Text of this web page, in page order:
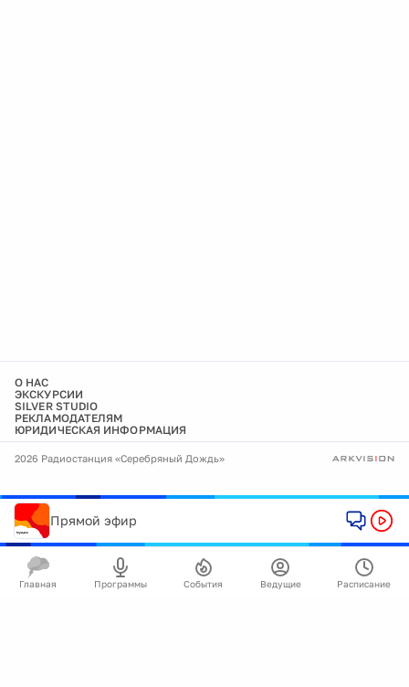
О НАС
ЭКСКУРСИИ
SILVER STUDIO
РЕКЛАМОДАТЕЛЯМ
ЮРИДИЧЕСКАЯ ИНФОРМАЦИЯ
2026 Радиостанция «Серебряный Дождь»
Прямой эфир
Главная Программы События Ведущие Расписание